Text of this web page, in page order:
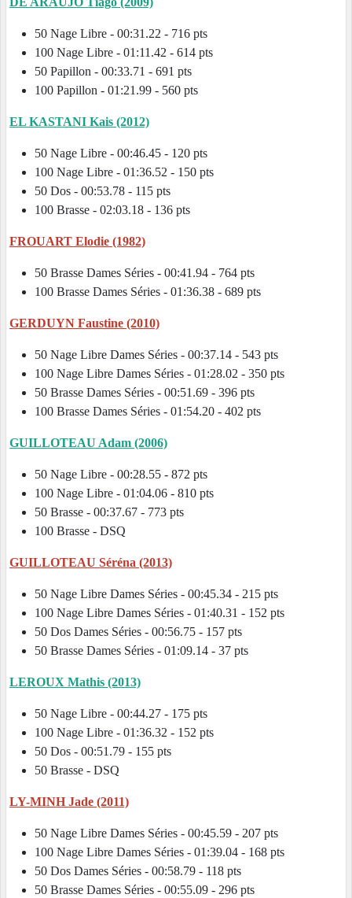
50 Nage Libre - 00:31.22 - 716 pts
100 Nage Libre - 01:11.42 - 614 pts
50 Papillon - 00:33.71 - 691 pts
100 Papillon - 01:21.99 - 560 pts
EL KASTANI Kais (2012)
50 Nage Libre - 00:46.45 - 120 pts
100 Nage Libre - 01:36.52 - 150 pts
50 Dos - 00:53.78 - 115 pts
100 Brasse - 02:03.18 - 136 pts
FROUART Elodie (1982)
50 Brasse Dames Séries - 00:41.94 - 764 pts
100 Brasse Dames Séries - 01:36.38 - 689 pts
GERDUYN Faustine (2010)
50 Nage Libre Dames Séries - 00:37.14 - 543 pts
100 Nage Libre Dames Séries - 01:28.02 - 350 pts
50 Brasse Dames Séries - 00:51.69 - 396 pts
100 Brasse Dames Séries - 01:54.20 - 402 pts
GUILLOTEAU Adam (2006)
50 Nage Libre - 00:28.55 - 872 pts
100 Nage Libre - 01:04.06 - 810 pts
50 Brasse - 00:37.67 - 773 pts
100 Brasse - DSQ
GUILLOTEAU Séréna (2013)
50 Nage Libre Dames Séries - 00:45.34 - 215 pts
100 Nage Libre Dames Séries - 01:40.31 - 152 pts
50 Dos Dames Séries - 00:56.75 - 157 pts
50 Brasse Dames Séries - 01:09.14 - 37 pts
LEROUX Mathis (2013)
50 Nage Libre - 00:44.27 - 175 pts
100 Nage Libre - 01:36.32 - 152 pts
50 Dos - 00:51.79 - 155 pts
50 Brasse - DSQ
LY-MINH Jade (2011)
50 Nage Libre Dames Séries - 00:45.59 - 207 pts
100 Nage Libre Dames Séries - 01:39.04 - 168 pts
50 Dos Dames Séries - 00:58.79 - 118 pts
50 Brasse Dames Séries - 00:55.09 - 296 pts